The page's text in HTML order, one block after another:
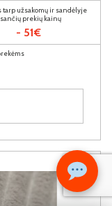
tarp užsakomų ir sandėlyje
prekių kainų
- 51€